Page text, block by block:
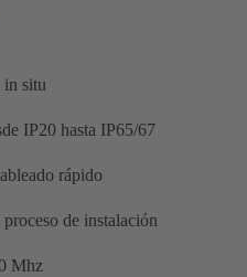
in situ
IP20 hasta IP65/67
rápido
de instalación
Mhz